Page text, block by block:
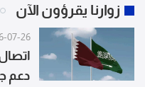
زوارنا يقرؤون الآن
07-26
دعم